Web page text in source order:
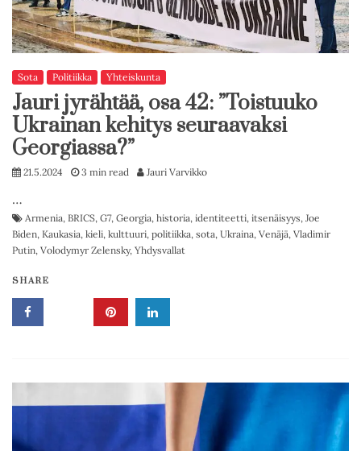
Sota Politiikka Yhteiskunta
Jauri jyrähtää, osa 42: ”Toistuuko
Ukrainan kehitys seuraavaksi
Georgiassa?”
21.5.2024 3 min read Jauri Varvikko
…
Armenia, BRICS, G7, Georgia, historia, identiteetti, itsenäisyys, Joe
Biden, Kaukasia, kieli, kulttuuri, politiikka, sota, Ukraina, Venäjä, Vladimir
Putin, Volodymyr Zelensky, Yhdysvallat
SHARE